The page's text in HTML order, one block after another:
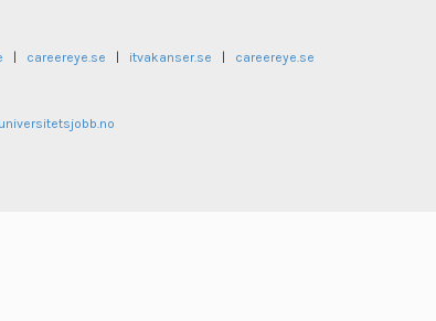
careereye.se itvakanser.se careereye.se
universitetsjobb.no